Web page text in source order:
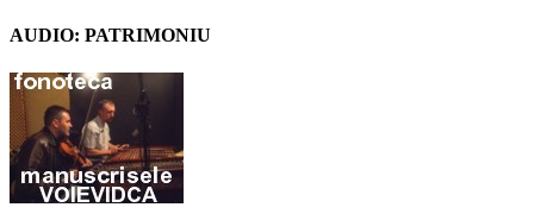
AUDIO: PATRIMONIU